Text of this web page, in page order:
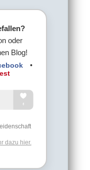
oder
Blog!
•
dazu hier.